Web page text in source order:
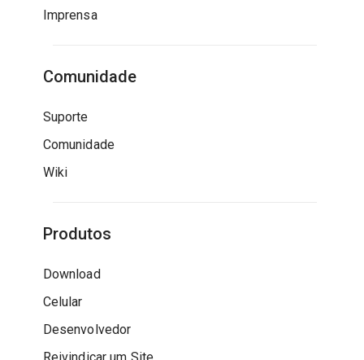
Imprensa
Comunidade
Suporte
Comunidade
Wiki
Produtos
Download
Celular
Desenvolvedor